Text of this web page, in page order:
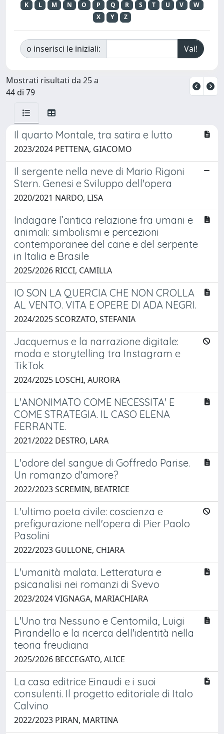
K
L M N O P Q R S T U V
W
X
Y Z
o inserisci le iniziali:
Mostrati risultati da 25 a
44 di 79
Il quarto Montale, tra satira e lutto
2023/2024 PETTENA, GIACOMO
Il sergente nella neve di Mario Rigoni
Stern. Genesi e Sviluppo dell'opera
2020/2021 NARDO, LISA
Indagare l’antica relazione fra umani e
animali: simbolismi e percezioni
contemporanee del cane e del serpente
in Italia e Brasile
2025/2026 RICCI, CAMILLA
IO SON LA QUERCIA CHE NON CROLLA
AL VENTO. VITA E OPERE DI ADA NEGRI.
2024/2025 SCORZATO, STEFANIA
Jacquemus e la narrazione digitale:
moda e storytelling tra Instagram e
TikTok
2024/2025 LOSCHI, AURORA
L'ANONIMATO COME NECESSITA' E
COME STRATEGIA. IL CASO ELENA
FERRANTE.
2021/2022 DESTRO, LARA
L'odore del sangue di Goffredo Parise.
Un romanzo d'amore?
2022/2023 SCREMIN, BEATRICE
L'ultimo poeta civile: coscienza e
prefigurazione nell'opera di Pier Paolo
Pasolini
2022/2023 GULLONE, CHIARA
L'umanità malata. Letteratura e
psicanalisi nei romanzi di Svevo
2023/2024 VIGNAGA, MARIACHIARA
L'Uno tra Nessuno e Centomila, Luigi
Pirandello e la ricerca dell'identità nella
teoria freudiana
2025/2026 BECCEGATO, ALICE
La casa editrice Einaudi e i suoi
consulenti. Il progetto editoriale di Italo
Calvino
2022/2023 PIRAN, MARTINA